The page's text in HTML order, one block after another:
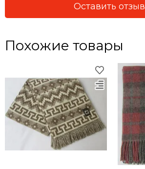
Оставить отзыв
Похожие товары